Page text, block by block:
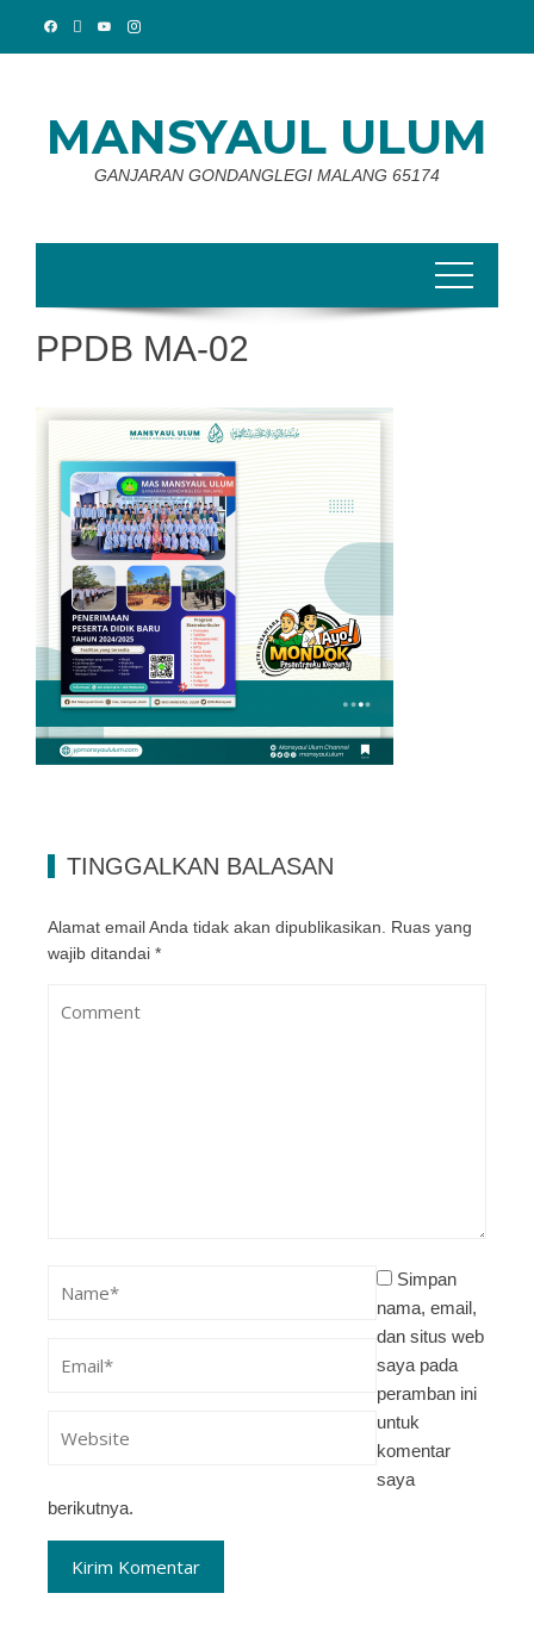
MANSYAUL ULUM
GANJARAN GONDANGLEGI MALANG 65174
PPDB MA-02
TINGGALKAN BALASAN
Alamat email Anda tidak akan dipublikasikan. Ruas yang
wajib ditandai *
Simpan
nama, email,
dan situs web
saya pada
peramban ini
untuk
komentar
saya
berikutnya.